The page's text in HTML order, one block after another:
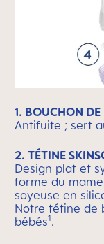
1. BOUCHON
Antifuite ; sert
2. TÉTINE
Design plat et
forme du
soyeuse en
Notre tétine de
bébés1.